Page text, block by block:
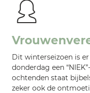
Dit winterseizoen is
donderdag een
ochtenden staat
zeker ook de